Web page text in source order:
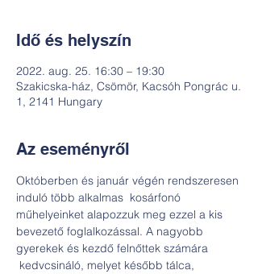
Idő és helyszín
2022. aug. 25. 16:30 – 19:30
Szakicska-ház, Csömör, Kacsóh Pongrác u.
1, 2141 Hungary
Az eseményről
Októberben és január végén rendszeresen
induló több alkalmas  kosárfonó
műhelyeinket alapozzuk meg ezzel a kis
bevezető foglalkozással. A nagyobb
gyerekek és kezdő felnőttek számára
kedvcsináló, melyet később tálca,